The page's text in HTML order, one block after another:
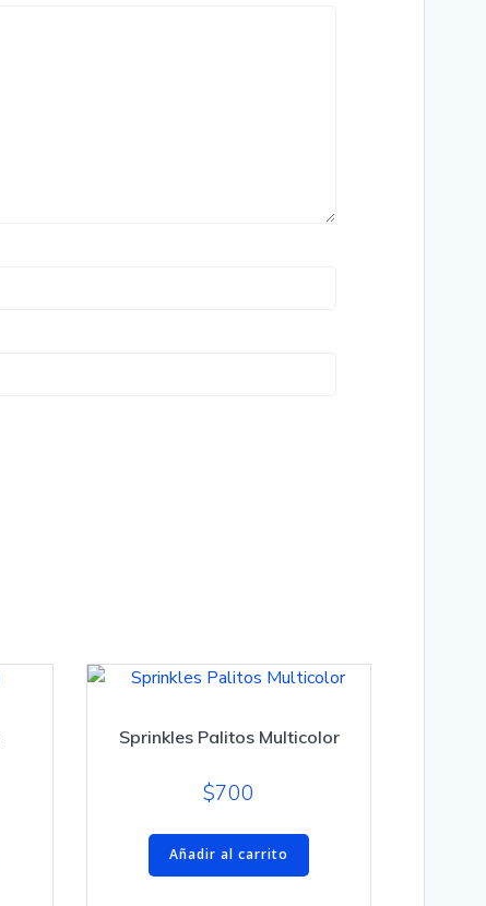
Sprinkles Palitos Multicolor
$700
Añadir al carrito